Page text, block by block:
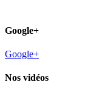
Google+
Google+
Nos vidéos